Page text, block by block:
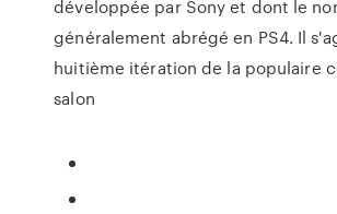
développée par Sony et dont le
généralement abrégé en PS4. Il
huitième itération de la populaire
salon